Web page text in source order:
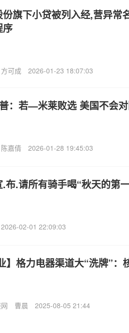
旗下小贷被列入经,营异常
序
方可成 2026-01-23 18:07:03
：若—米莱败选 美国不会
陈嘉倩 2026-01-28 19:45:03
布.请所有骑手喝“秋天的第
2026-02-01 22:09:03
】格力电器渠道大“洗牌”
曹晨 2025-08-05 21:44